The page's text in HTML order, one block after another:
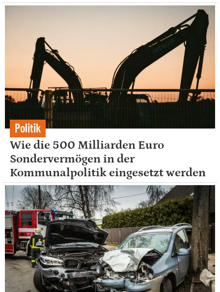
Politik
Wie die 500 Milliarden Euro
Sondervermögen in der
Kommunalpolitik eingesetzt werden